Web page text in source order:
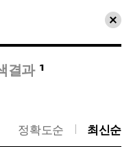
초기
결과 1
정확도순 최신순